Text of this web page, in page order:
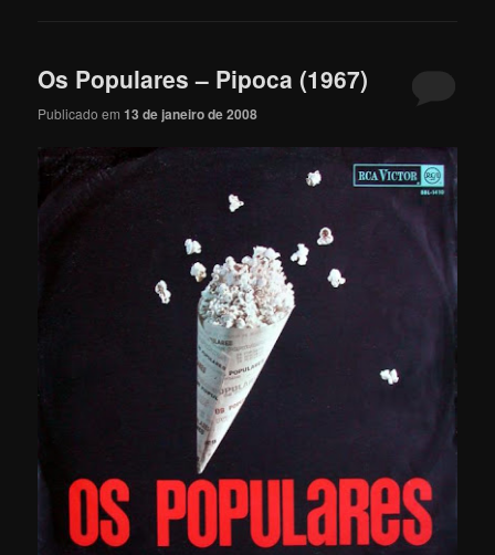
Os Populares – Pipoca (1967)
Publicado em13 de janeiro de 2008